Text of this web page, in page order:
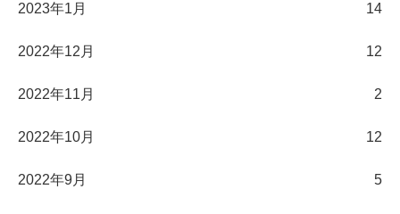
2023年1月 14
2022年12月 12
2022年11月 2
2022年10月 12
2022年9月 5